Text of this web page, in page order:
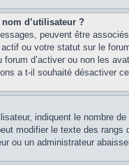
d’utilisateur ?
peuvent être
ou votre statut sur le
forum d’activer ou non les
a t-il souhaité désactiver
indiquent le
modifier le texte des
ou un administrateur